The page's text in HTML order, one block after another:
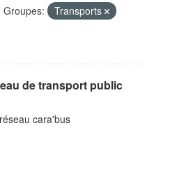
Groupes:
Transports
de transport public
cara'bus